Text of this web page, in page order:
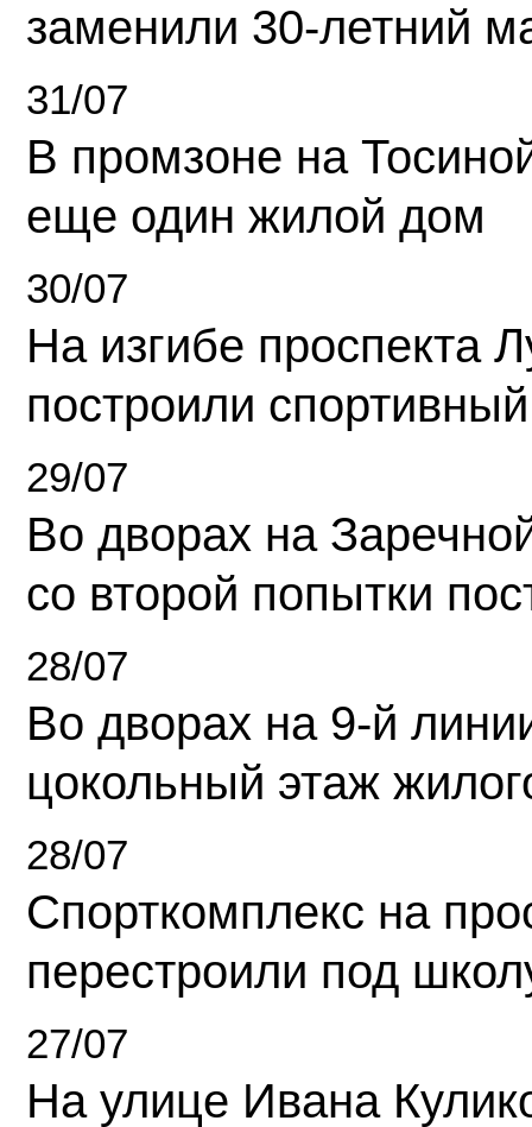
заменили 30-летний
31/07
В промзоне на
еще один жилой дом
30/07
На изгибе проспекта
построили
29/07
Во дворах на
со второй попытки
28/07
Во дворах на 9-й
цокольный этаж
28/07
Спорткомплекс на
перестроили под
27/07
На улице Ивана